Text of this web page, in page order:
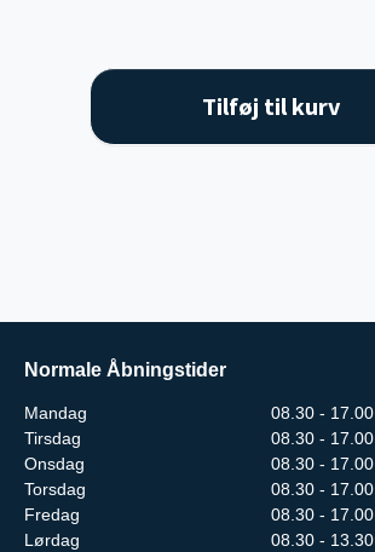
Tilføj til kurv
Normale Åbningstider
Mandag
08.30 - 17.00
Tirsdag
08.30 - 17.00
Onsdag
08.30 - 17.00
Torsdag
08.30 - 17.00
Fredag
08.30 - 17.00
Lørdag
08.30 - 13.30